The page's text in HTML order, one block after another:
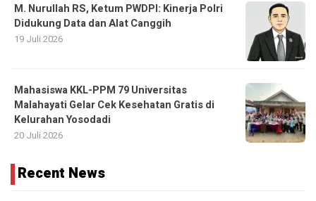
M. Nurullah RS, Ketum PWDPI: Kinerja Polri
Didukung Data dan Alat Canggih
19 Juli 2026
Mahasiswa KKL-PPM 79 Universitas
Malahayati Gelar Cek Kesehatan Gratis di
Kelurahan Yosodadi
20 Juli 2026
Recent News